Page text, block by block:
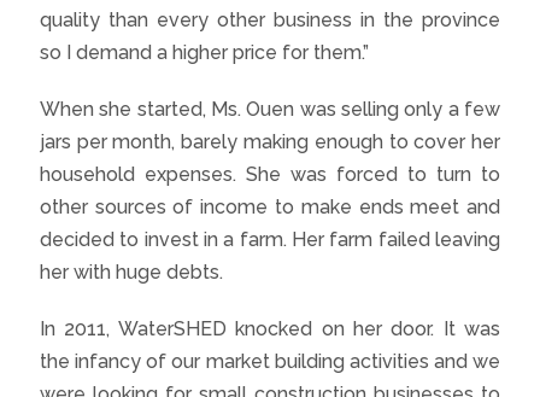
quality than every other business in the province
so I demand a higher price for them.”
When she started, Ms. Ouen was selling only a few
jars per month, barely making enough to cover her
household expenses. She was forced to turn to
other sources of income to make ends meet and
decided to invest in a farm. Her farm failed leaving
her with huge debts.
In 2011, WaterSHED knocked on her door. It was
the infancy of our market building activities and we